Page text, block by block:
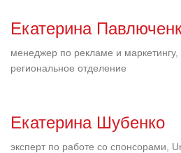
Екатерина
менеджер по рекламе и
региональное отделение
Екатерина Шубенко
эксперт по работе со спонсорами,